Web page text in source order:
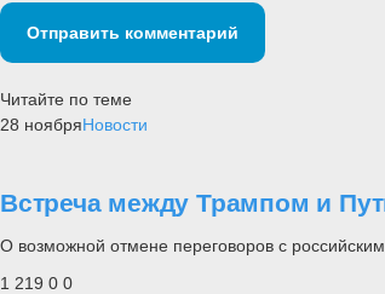
Отправить комментарий
Читайте по теме
28 ноябряНовости
Встреча между Трампом и
О возможной отмене переговоров с
1 219 0 0